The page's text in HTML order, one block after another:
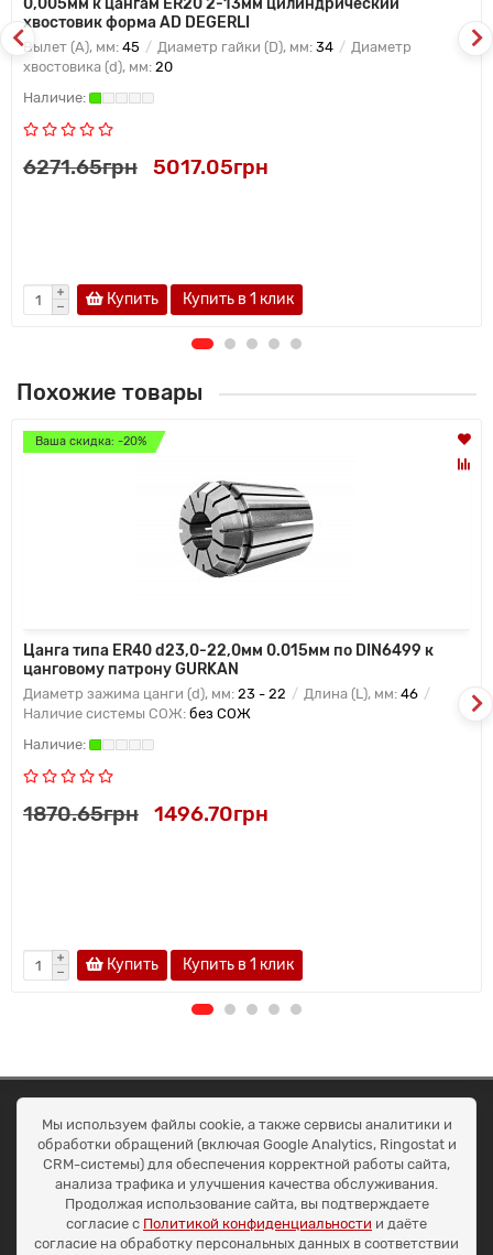
0,005мм к цангам ER20 2-13мм цилиндрический
хвостовик форма AD DEGERLI
Вылет (A), мм: 45 Диаметр гайки (D), мм: 34
Диаметр
хвостовика (d), мм: 20
6271.65грн 5017.05грн
Купить Купить в 1 клик
Похожие товары
Ваша скидка: -20%
Цанга типа ER40 d23,0-22,0мм 0.015мм по DIN6499 к
цанговому патрону GURKAN
Диаметр зажима цанги (d), мм: 23 - 22 Длина (L), мм: 46
Наличие системы СОЖ: без СОЖ
1870.65грн 1496.70грн
Купить Купить в 1 клик
ОКЕАН ТРЕЙД
Договір публичної оферти
Доставка та оплата
Наші контакти
Умови повернення
+38 (099) 452-20-02
+38 (098) 492-20-02
Мы используем файлы cookie, а также сервисы аналитики и
обработки обращений (включая Google Analytics, Ringostat и
CRM-системы) для обеспечения корректной работы сайта,
анализа трафика и улучшения качества обслуживания.
Продолжая использование сайта, вы подтверждаете
согласие с Политикой конфиденциальности и даёте
согласие на обработку персональных данных в соответствии